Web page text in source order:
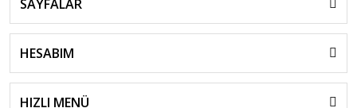
SAYFALAR
HESABIM
HIZLI MENÜ